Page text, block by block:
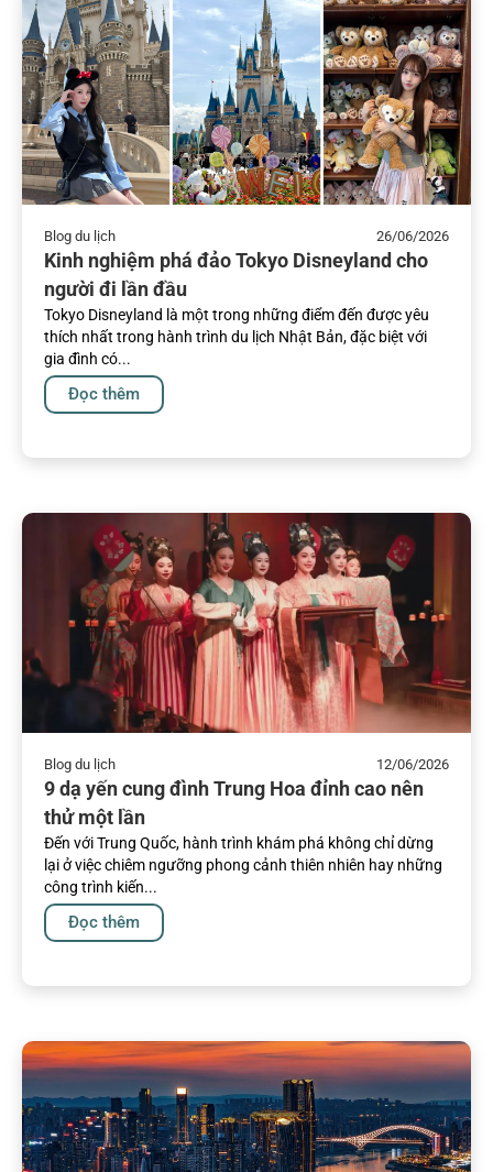
Blog du lịch 26/06/2026
Kinh nghiệm phá đảo Tokyo Disneyland cho
người đi lần đầu
Tokyo Disneyland là một trong những điểm đến được yêu
thích nhất trong hành trình du lịch Nhật Bản, đặc biệt với
gia đình có...
Đọc thêm
Blog du lịch 12/06/2026
9 dạ yến cung đình Trung Hoa đỉnh cao nên
thử một lần
Đến với Trung Quốc, hành trình khám phá không chỉ dừng
lại ở việc chiêm ngưỡng phong cảnh thiên nhiên hay những
công trình kiến...
Đọc thêm